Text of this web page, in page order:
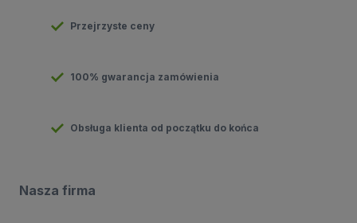
Przejrzyste ceny
100% gwarancja zamówienia
Obsługa klienta od początku do końca
Nasza firma